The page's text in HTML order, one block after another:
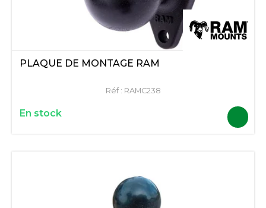
PLAQUE DE MONTAGE RAM
Réf : RAMC238
En stock